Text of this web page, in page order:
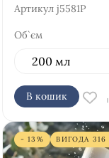
Артикул j5581P
Об`єм
В кошик
- 13% ВИГОДА 316